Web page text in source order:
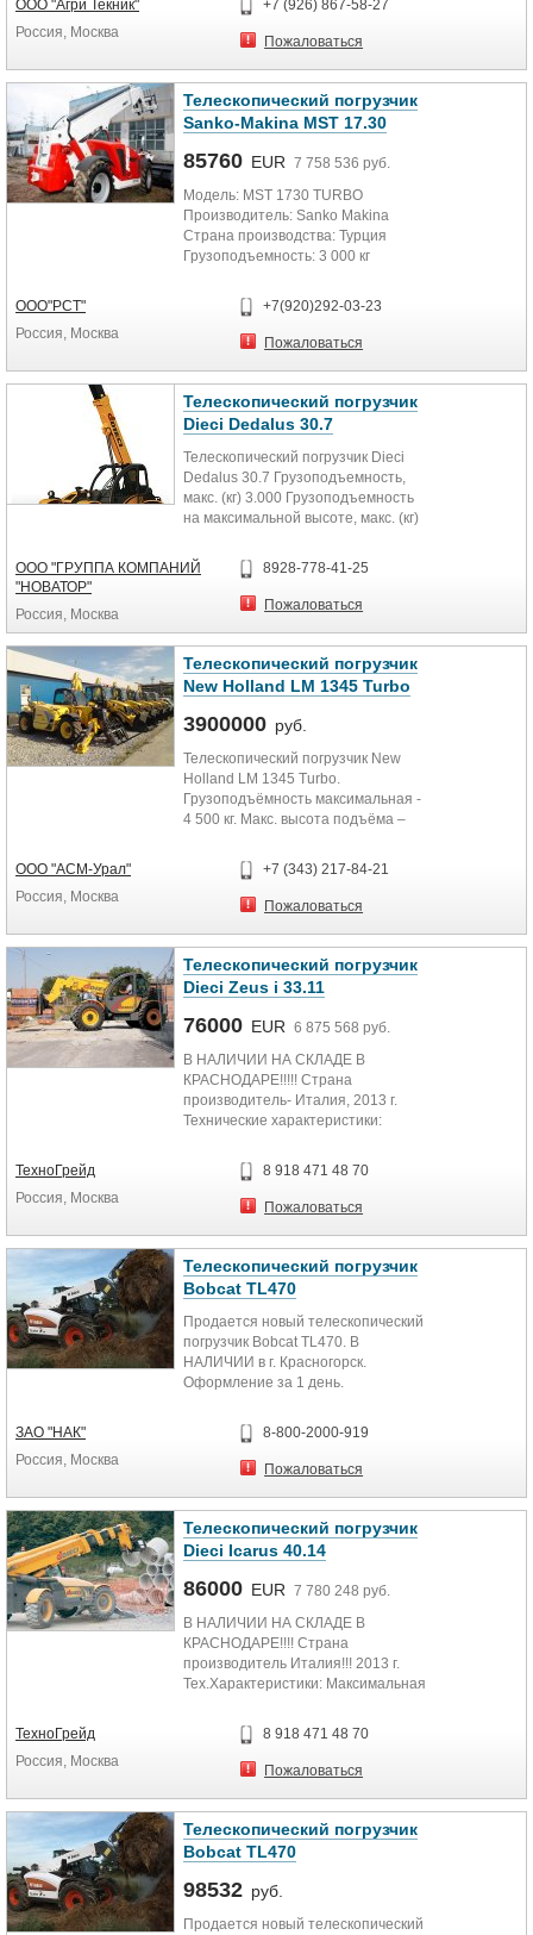
ООО "Агри Текник"
Россия, Москва
+7 (926) 867-58-27
Пожаловаться
Телескопический погрузчик
Sanko-Makina MST 17.30
85760 EUR 7 758 536 руб.
Модель: MST 1730 TURBO
Производитель: Sanko Makina
Страна производства: Турция
Грузоподъемность: 3 000 кг
OOO"РСТ"
Россия, Москва
+7(920)292-03-23
Пожаловаться
Телескопический погрузчик
Dieci Dedalus 30.7
Телескопический погрузчик Dieci
Dedalus 30.7 Грузоподъемность,
макс. (кг) 3.000 Грузоподъемность
на максимальной высоте, макс. (кг)
ООО "ГРУППА КОМПАНИЙ
"НОВАТОР"
Россия, Москва
8928-778-41-25
Пожаловаться
Телескопический погрузчик
New Holland LM 1345 Turbo
3900000 руб.
Телескопический погрузчик New
Holland LM 1345 Turbo.
Грузоподъёмность максимальная -
4 500 кг. Макс. высота подъёма –
ООО "АСМ-Урал"
Россия, Москва
+7 (343) 217-84-21
Пожаловаться
Телескопический погрузчик
Dieci Zeus i 33.11
76000 EUR 6 875 568 руб.
В НАЛИЧИИ НА СКЛАДЕ В
КРАСНОДАРЕ!!!!! Страна
производитель- Италия, 2013 г.
Технические характеристики:
ТехноГрейд
Россия, Москва
8 918 471 48 70
Пожаловаться
Телескопический погрузчик
Bobcat TL470
Продается новый телескопический
погрузчик Bobcat TL470. В
НАЛИЧИИ в г. Красногорск.
Оформление за 1 день.
Технические...
ЗАО "НАК"
Россия, Москва
8-800-2000-919
Пожаловаться
Телескопический погрузчик
Dieci Icarus 40.14
86000 EUR 7 780 248 руб.
В НАЛИЧИИ НА СКЛАДЕ В
КРАСНОДАРЕ!!!! Страна
производитель Италия!!! 2013 г.
Тех.Характеристики: Максимальная
Максимальная...
ТехноГрейд
Россия, Москва
8 918 471 48 70
Пожаловаться
Телескопический погрузчик
Bobcat TL470
98532 руб.
Продается новый телескопический